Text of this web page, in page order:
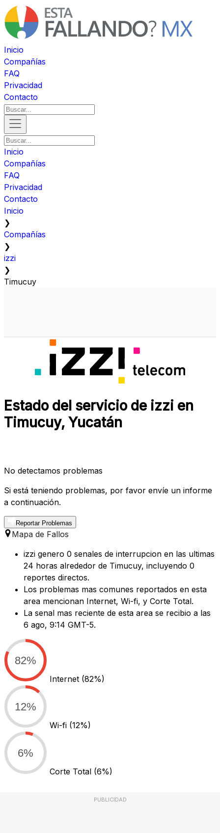
Inicio
Compañías
FAQ
Privacidad
Contacto
Inicio
Compañías
FAQ
Privacidad
Contacto
Inicio
❯
Compañías
❯
izzi
❯
Timucuy
Estado del servicio de izzi en
Timucuy, Yucatán
No detectamos problemas
Si está teniendo problemas, por favor envíe un informe
a continuación.
Reportar Problemas
Mapa de Fallos
izzi genero 0 senales de interrupcion en las ultimas
24 horas alrededor de Timucuy, incluyendo 0
reportes directos.
Los problemas mas comunes reportados en esta
area mencionan Internet, Wi-fi, y Corte Total.
La senal mas reciente de esta area se recibio a las
6 ago, 9:14 GMT-5.
82%
Internet (82%)
12%
Wi-fi (12%)
6%
Corte Total (6%)
PUBLICIDAD